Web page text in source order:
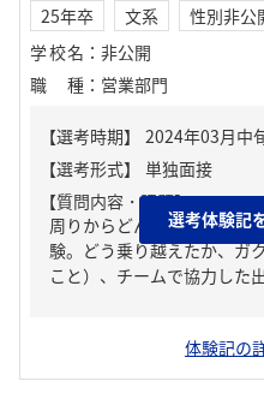
25年卒 文系
性別非公
学校名 ： 非公開
職種 ： 営業部門
【質問内容・課題】
周りからどんな人といわれ
験。どう乗り越えたか、ガ
こと）、チームで協力した
選考体験記
体験記の